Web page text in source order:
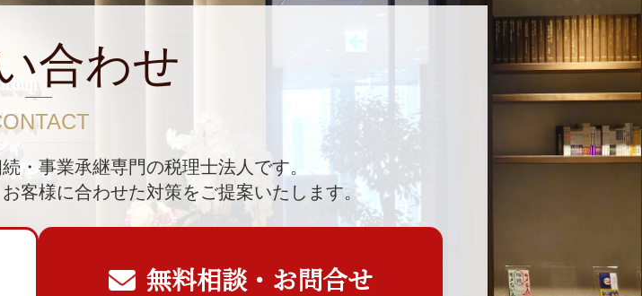
合わせ
・事業承継専門の税理士法人です。
お客様に合わせた対策をご提案いたします。
無料相談・お問合せ